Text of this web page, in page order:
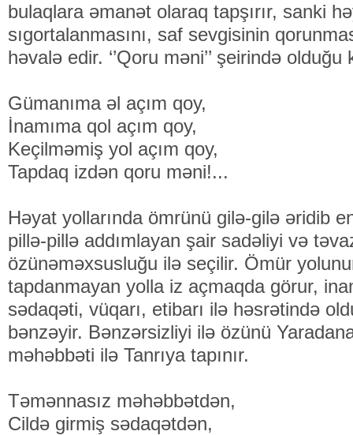
bulaqlara əmanət olaraq tapşırır, sanki
sıgortalanmasını, saf sevgisinin
həvalə edir. ‘’Qoru məni’’ şeirində olduğu
Gümanıma əl açım qoy,
İnamıma qol açım qoy,
Keçilməmiş yol açım qoy,
Tapdaq izdən qoru məni!...
Həyat yollarında ömrünü gilə-gilə əridib
pillə-pillə addımlayan şair sadəliyi və
özünəməxsusluğu ilə seçilir. Ömür
tapdanmayan yolla iz açmaqda görur,
sədaqəti, vüqarı, etibarı ilə həsrətində
bənzəyir. Bənzərsizliyi ilə özünü
məhəbbəti ilə Tanrıya tapınır.
Təmənnasız məhəbbətdən,
Cildə girmiş sədaqətdən,